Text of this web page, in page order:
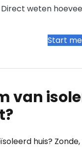
Direct weten
Start
van
huis?